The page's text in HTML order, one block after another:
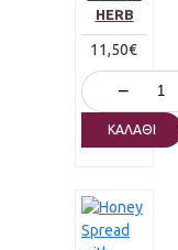
HERB
11,50€
−
ΚΑΛΆΘΙ